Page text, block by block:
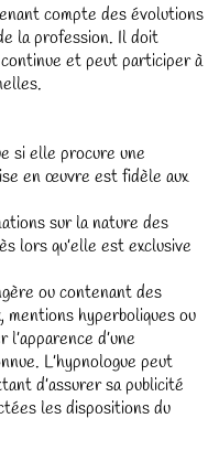
compte des évolutions
la profession. Il doit
et peut participer à
si elle procure une
en œuvre est fidèle aux
sur la nature des
lors qu’elle est exclusive
ou contenant des
mentions hyperboliques ou
d’une
L’hypnologue peut
d’assurer sa publicité
les dispositions du